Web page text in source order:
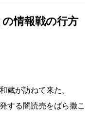
情報戦の行方
蔵が訪ねて来た。
する闇読売をばら撒こ